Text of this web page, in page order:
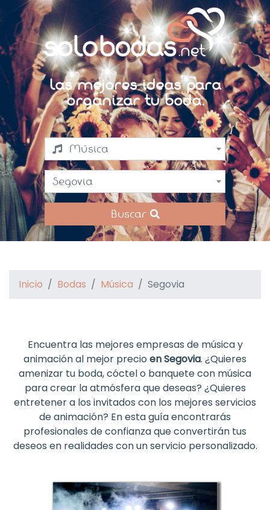
Las mejores ideas para
organizar tu boda.
Música
Segovia
Buscar
Inicio Bodas Música Segovia
Encuentra las mejores empresas de música y
animación al mejor precio en Segovia. ¿Quieres
amenizar tu boda, cóctel o banquete con música
para crear la atmósfera que deseas? ¿Quieres
entretener a los invitados con los mejores servicios
de animación? En esta guía encontrarás
profesionales de confianza que convertirán tus
deseos en realidades con un servicio personalizado.